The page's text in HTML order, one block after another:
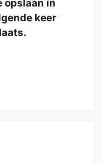
opslaan in
keer